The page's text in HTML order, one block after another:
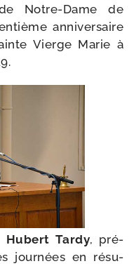
Notre-​Dame de
anni­ver­saire
Vierge Marie à
Hubert Tardy, pré­
jour­nées en résu­